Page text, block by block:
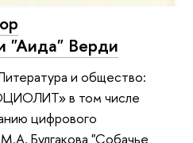
"Аида" Верди
и общество:
в том числе
цифрового
Булгакова "Собачье